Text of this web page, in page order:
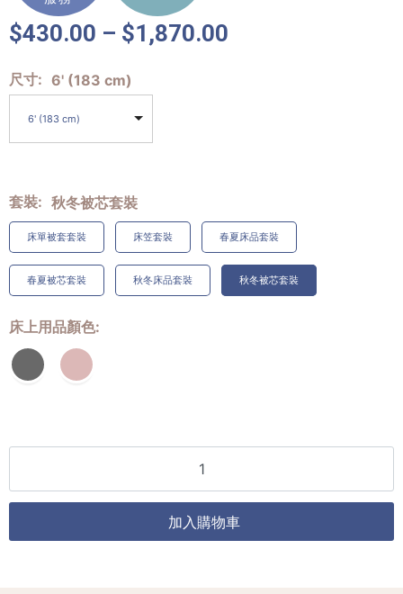
$430.00 – $1,870.00
尺寸 6' (183 cm)
6' (183 cm)
套裝 秋冬被芯套裝
床單被套套裝 床笠套裝 春夏床品套裝
春夏被芯套裝 秋冬床品套裝 秋冬被芯套裝
床上用品顏色
加入購物車